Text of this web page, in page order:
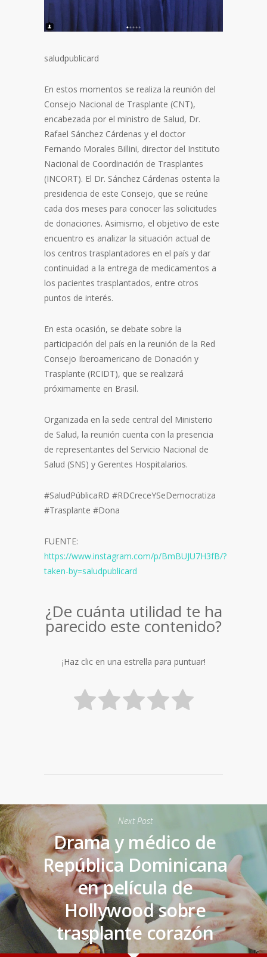
saludpublicard
En estos momentos se realiza la reunión del
Consejo Nacional de Trasplante (CNT),
encabezada por el ministro de Salud, Dr.
Rafael Sánchez Cárdenas y el doctor
Fernando Morales Billini, director del Instituto
Nacional de Coordinación de Trasplantes
(INCORT). El Dr. Sánchez Cárdenas ostenta la
presidencia de este Consejo, que se reúne
cada dos meses para conocer las solicitudes
de donaciones. Asimismo, el objetivo de este
encuentro es analizar la situación actual de
los centros trasplantadores en el país y dar
continuidad a la entrega de medicamentos a
los pacientes trasplantados, entre otros
puntos de interés.
En esta ocasión, se debate sobre la
participación del país en la reunión de la Red
Consejo Iberoamericano de Donación y
Trasplante (RCIDT), que se realizará
próximamente en Brasil.
Organizada en la sede central del Ministerio
de Salud, la reunión cuenta con la presencia
de representantes del Servicio Nacional de
Salud (SNS) y Gerentes Hospitalarios.
#SaludPúblicaRD #RDCreceYSeDemocratiza
#Trasplante #Dona
FUENTE:
https://www.instagram.com/p/BmBUJU7H3fB/?
taken-by=saludpublicard
¿De cuánta utilidad te ha
parecido este contenido?
¡Haz clic en una estrella para puntuar!
Next Post
Drama y médico de
República Dominicana
en película de
Hollywood sobre
trasplante corazón